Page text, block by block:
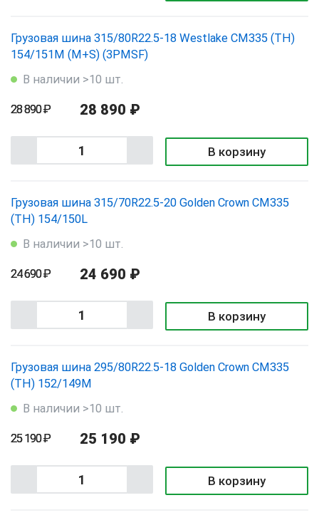
Грузовая шина 315/80R22.5-18 Westlake CM335 (TH)
154/151M (M+S) (3PMSF)
В наличии >10 шт.
28 890 ₽ 28 890 ₽
В корзину
Грузовая шина 315/70R22.5-20 Golden Crown CM335
(TH) 154/150L
В наличии >10 шт.
24 690 ₽ 24 690 ₽
В корзину
Грузовая шина 295/80R22.5-18 Golden Crown CM335
(TH) 152/149M
В наличии >10 шт.
25 190 ₽ 25 190 ₽
В корзину